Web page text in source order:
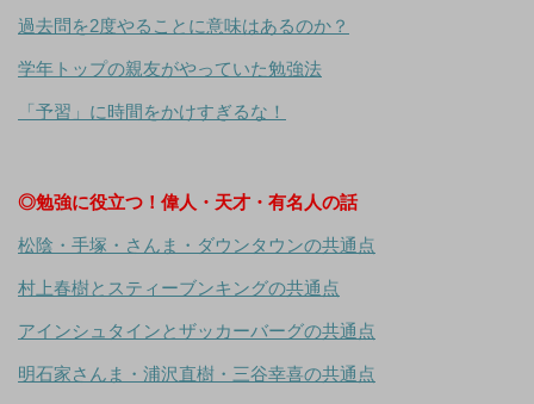
過去問を2度やることに意味はあるのか？
学年トップの親友がやっていた勉強法
「予習」に時間をかけすぎるな！
◎勉強に役立つ！偉人・天才・有名人の話
松陰・手塚・さんま・ダウンタウンの共通点
村上春樹とスティーブンキングの共通点
アインシュタインとザッカーバーグの共通点
明石家さんま・浦沢直樹・三谷幸喜の共通点